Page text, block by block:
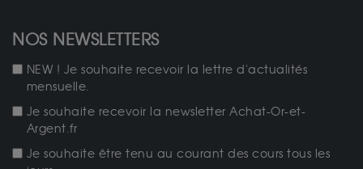
NOS NEWSLETTERS
NEW ! Je souhaite recevoir la lettre d'actualités
mensuelle.
Je souhaite recevoir la newsletter Achat-Or-et-
Argent.fr
Je souhaite être tenu au courant des cours tous les